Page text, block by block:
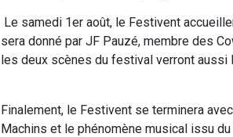
Le samedi 1er août, le Festivent
sera donné par JF Pauzé, membre des
les deux scènes du festival verront aussi
Finalement, le Festivent se terminera
Machins et le phénomène musical issu